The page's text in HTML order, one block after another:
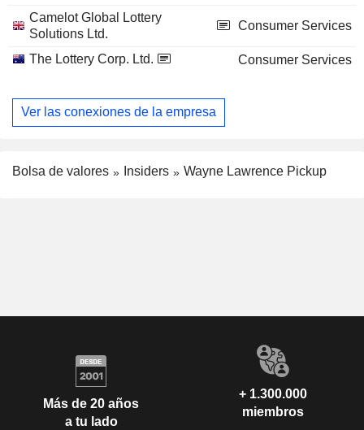
Camelot Global Lottery
Solutions Ltd.
Consumer Services
The Lottery Corp. Ltd. Consumer Services
Ver las conexiones de la empresa
Bolsa de valores Insiders Wayne Lawrence Pickup
Más de 20 años
a tu lado
+ 1.300.000
miembros